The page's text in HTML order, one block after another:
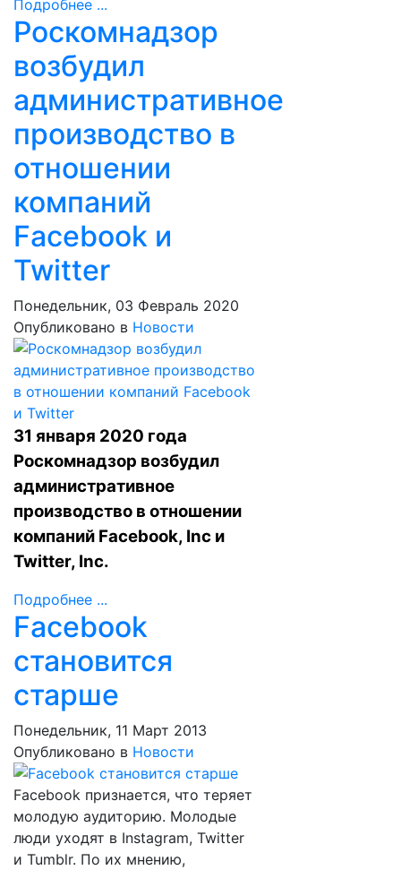
Подробнее ...
Роскомнадзор
возбудил
административное
производство в
отношении
компаний
Facebook и
Twitter
Понедельник, 03 Февраль 2020
Опубликовано в Новости
31 января 2020 года
Роскомнадзор возбудил
административное
производство в отношении
компаний Facebook, Inc и
Twitter, Inc.
Подробнее ...
Facebоok
становится
старше
Понедельник, 11 Март 2013
Опубликовано в Новости
Facebоok признается, что теряет
молодую аудиторию. Молодые
люди уходят в Instagram, Twitter
и Tumblr. По их мнению,